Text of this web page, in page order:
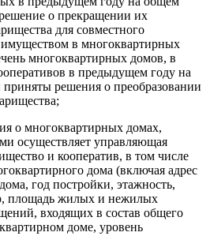
о прекращении их
для совместного
в многоквартирных
многоквартирных домов, в
в предыдущем году на
решения о преобразовании
о многоквартирных домах,
осуществляет управляющая
и кооператив, в том числе
дома (включая адрес
год постройки, этажность,
площадь жилых и нежилых
входящих в состав общего
доме, уровень